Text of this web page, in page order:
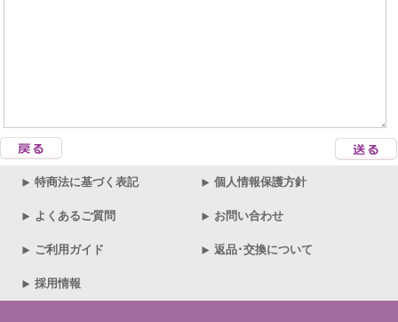
特商法に基づく表記 個人情報保護方針
よくあるご質問 お問い合わせ
ご利用ガイド 返品･交換について
採用情報